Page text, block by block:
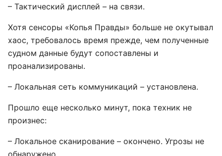
– Тактический дисплей – на связи.
Хотя сенсоры «Копья Правды» больше не окутывал
хаос, требовалось время прежде, чем полученные
судном данные будут сопоставлены и
проанализированы.
– Локальная сеть коммуникаций – установлена.
Прошло еще несколько минут, пока техник не
произнес:
– Локальное сканирование – окончено. Угрозы не
обнаружено.